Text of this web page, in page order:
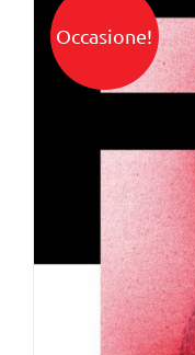
Occasione!